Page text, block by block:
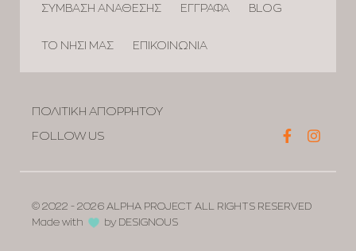
ΣΥΜΒΑΣΗ ΑΝΑΘΕΣΗΣ ΕΓΓΡΑΦΑ BLOG
ΤΟ ΝΗΣΙ ΜΑΣ ΕΠΙΚΟΙΝΩΝΙΑ
ΠΟΛΙΤΙΚΗ ΑΠΟΡΡΗΤΟΥ
FOLLOW US
© 2022 - 2026 ALPHA PROJECT ALL RIGHTS RESERVED
Made with
by DESIGNOUS